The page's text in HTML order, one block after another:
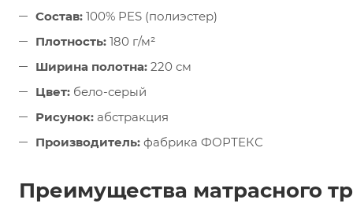
Состав: 100% PES (полиэстер)
Плотность: 180 г/м²
Ширина полотна: 220 см
Цвет: бело-серый
Рисунок: абстракция
Производитель: фабрика ФОРТЕКС
Преимущества матрасного